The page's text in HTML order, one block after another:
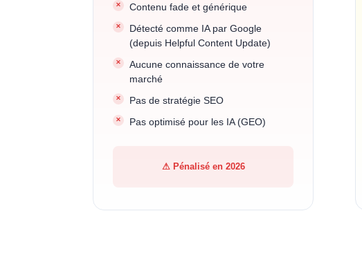
Contenu fade et générique
Détecté comme IA par Google
(depuis Helpful Content Update)
Aucune connaissance de votre
marché
Pas de stratégie SEO
Pas optimisé pour les IA (GEO)
⚠ Pénalisé en 2026